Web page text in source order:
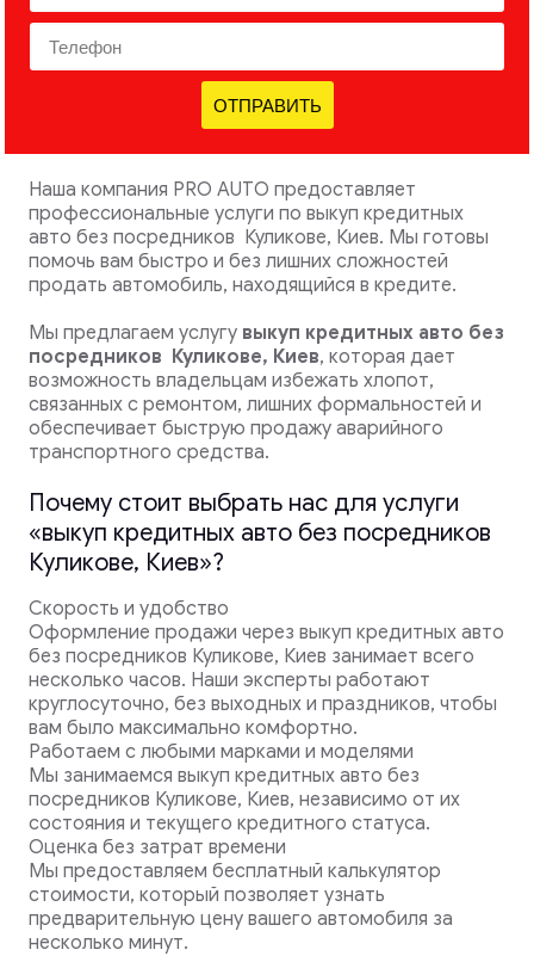
ОТПРАВИТЬ
Наша компания PRO AUTO предоставляет
профессиональные услуги по выкуп кредитных
авто без посредников Куликове, Киев. Мы готовы
помочь вам быстро и без лишних сложностей
продать автомобиль, находящийся в кредите.
Мы предлагаем услугу выкуп кредитных авто без
посредников Куликове, Киев, которая дает
возможность владельцам избежать хлопот,
связанных с ремонтом, лишних формальностей и
обеспечивает быструю продажу аварийного
транспортного средства.
Почему стоит выбрать нас для услуги
«выкуп кредитных авто без посредников
Куликове, Киев»?
Скорость и удобство
Оформление продажи через выкуп кредитных авто
без посредников Куликове, Киев занимает всего
несколько часов. Наши эксперты работают
круглосуточно, без выходных и праздников, чтобы
вам было максимально комфортно.
Работаем с любыми марками и моделями
Мы занимаемся выкуп кредитных авто без
посредников Куликове, Киев, независимо от их
состояния и текущего кредитного статуса.
Оценка без затрат времени
Мы предоставляем бесплатный калькулятор
стоимости, который позволяет узнать
предварительную цену вашего автомобиля за
несколько минут.